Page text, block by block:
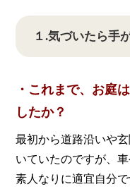
１.気づいたら手
・これまで、お庭
したか？
最初から道路沿いや
いていたのですが、
素人なりに適宜自分で